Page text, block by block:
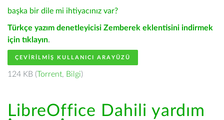
başka bir dile mi ihtiyacınız var?
Türkçe yazım denetleyicisi Zemberek eklentisini indirmek
için tıklayın.
ÇEVIRILMIŞ KULLANICI ARAYÜZÜ
124 KB (Torrent, Bilgi)
LibreOffice Dahili yardım